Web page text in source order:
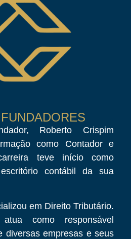
Roberto Crispim
como Contador e
teve início como
contábil da sua
em Direito Tributário.
como responsável
diversas empresas e seus